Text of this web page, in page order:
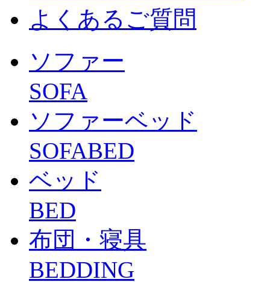
よくあるご質問
ソファー
SOFA
ソファーベッド
SOFABED
ベッド
BED
布団・寝具
BEDDING